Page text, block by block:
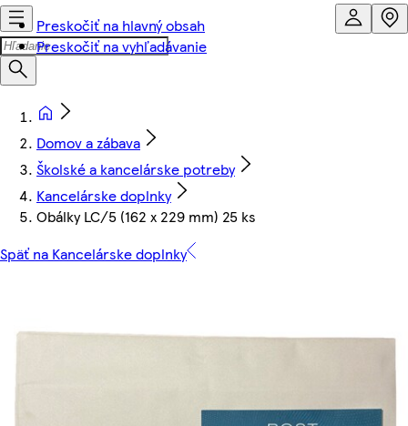
Preskočiť na hlavný obsah
Preskočiť na vyhľadávanie
Domov a zábava
Školské a kancelárske potreby
Kancelárske doplnky
Obálky LC/5 (162 x 229 mm) 25 ks
Späť na Kancelárske doplnky